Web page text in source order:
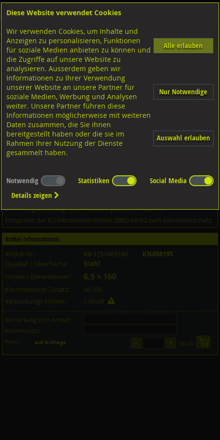
Shop Bohrer-Bit Einsatz-GewindebohrerSDS Hammerbohrer
Diverse Ausführungen SDS HammerbohrerKEIL 4x4 Bohrkopf Power-4CE
KEIL SDS-plus Hammerbohrer Power-4CE, Stahl 6,5x160
Nl.100
armierungsfest, lange Lebensdauer, präzises Anbohren
Entspricht der EU-Vibrationsrichtlinie 2002/44/EG zum Vibrationsschutz
Artikel-Informationen
Artikel-Nr.:
RB-1251065160
KN058195
Qualität / Oberfläche:
Stahl
Grösse / Dimensionen:
6,5 × 160
Klemmbereich Zusatz:
Nl.100
Verpackungs-Einheit:
1 Stück
Bemerkung zum Artikel:
Kommission:
Preis:
auf Anfrage Stück
Diese Website verwendet Cookies
Wir verwenden Cookies, um Inhalte und
Anzeigen zu personalisieren, Funktionen
für soziale Medien anbieten zu können und
die Zugriffe auf unsere Website zu
analysieren. Ausserdem geben wir
Informationen zu Ihrer Verwendung
unserer Website an unsere Partner für
soziale Medien, Werbung und Analysen
weiter. Unsere Partner führen diese
Informationen möglicherweise mit weiteren
Daten zusammen, die Sie ihnen
bereitgestellt haben oder die sie im
Rahmen Ihrer Nutzung der Dienste
gesammelt haben.
Alle erlauben
Nur Notwendige
Auswahl erlauben
Notwendig Statistiken
Social Media
Details zeigen